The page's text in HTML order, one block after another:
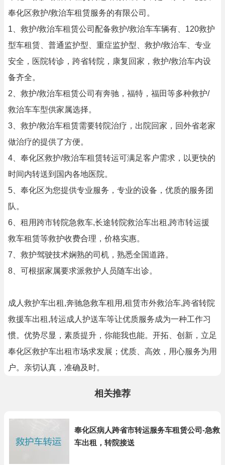
奉化区救护/救治车租赁服务的有限公司。
1、救护/救治车租赁公司配备救护/救治车车辆有、120救护
型车租赁、普通监护型、重症监护型、救护/救治车、专业
安全，医院转诊，跨省转院，康复回家，救护/救治车内设
备齐全。
2、救护/救治车租赁公司有奔驰，福特，福田等多种救护/
救治车车型供家属选择。
3、救护/救治车租赁需要转院治疗，出院回家，回外省老家
做治疗的提供了方便。
4、奉化区救护/救治车租赁转运可满足客户需求，以更快的
时间内转送到国内各地医院。
5、奉化区为您提供专业服务，专业的设备，优质的服务团
队。
6、租用跨市转院急救车,长途转院救治车出租,跨市转运援
救车租赁等救护收费合理，价格实惠。
7、救护驾驶技术娴熟的司机，熟悉全国道路。
8、可根据家属要求派救护人员随车出诊。
成人救护车出租,奔驰急救车租用,租赁市外救治车,跨省转院
救援车出租,转运成人护送车等让优质服务成为一种工作习
惯。优势尽显，素质提升，你能我也能。开拓、创新，立足
奉化区救护车出租市场求发展；优质、高效，用心服务为用
户。亲切认真，准确及时。
相关推荐
奉化区病人跨省市转运服务车租赁公司-急救
车出租，转院接送